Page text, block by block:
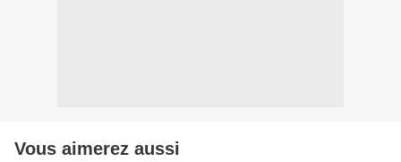
Vous aimerez aussi